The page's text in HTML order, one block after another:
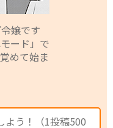
嬢です
ード」で
めて始ま